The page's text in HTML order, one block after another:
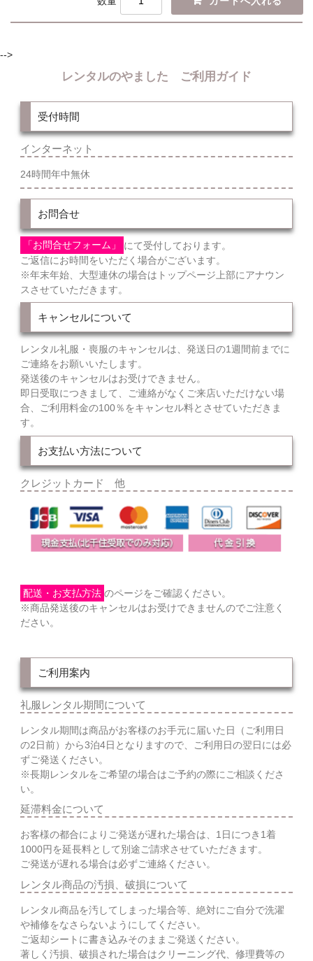
-->
レンタルのやました ご利用ガイド
受付時間
インターネット
24時間年中無休
お問合せ
「お問合せフォーム」
にて受付しております。
ご返信にお時間をいただく場合がございます。
※年末年始、大型連休の場合はトップページ上部にアナウン
スさせていただきます。
キャンセルについて
レンタル礼服・喪服のキャンセルは、発送日の1週間前までに
ご連絡をお願いいたします。
発送後のキャンセルはお受けできません。
即日受取につきまして、ご連絡がなくご来店いただけない場
合、ご利用料金の100％をキャンセル料とさせていただきま
す。
お支払い方法について
クレジットカード 他
配送・お支払方法 のページをご確認ください。
※商品発送後のキャンセルはお受けできませんのでご注意く
ださい。
ご利用案内
礼服レンタル期間について
レンタル期間は商品がお客様のお手元に届いた日（ご利用日
の2日前）から3泊4日となりますので、ご利用日の翌日には必
ずご発送ください。
※長期レンタルをご希望の場合はご予約の際にご相談くださ
い。
延滞料金について
お客様の都合によりご発送が遅れた場合は、1日につき1着
1000円を延長料として別途ご請求させていただきます。
ご発送が遅れる場合は必ずご連絡ください。
レンタル商品の汚損、破損について
レンタル商品を汚してしまった場合等、絶対にご自分で洗濯
や補修をなさらないようにしてください。
ご返却シートに書き込みそのままご発送ください。
著しく汚損、破損された場合はクリーニング代、修理費等の